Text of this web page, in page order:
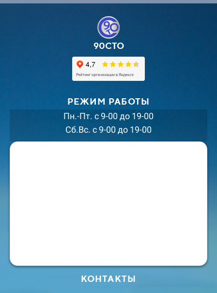
90СТО
РЕЖИМ РАБОТЫ
Пн.-Пт. с 9-00 до 19-00
Сб.Вс. с 9-00 до 19-00
КОНТАКТЫ